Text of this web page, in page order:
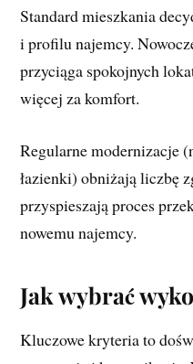
Standard mieszkania
i profilu najemcy.
przyciąga spokojnych
więcej za komfort.
Regularne modernizacje
łazienki) obniżają liczbę
przyspieszają proces
nowemu najemcy.
Jak wybrać
Kluczowe kryteria to